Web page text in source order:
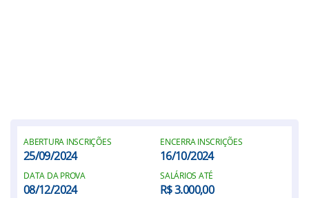
ABERTURA INSCRIÇÕES
25/09/2024
ENCERRA INSCRIÇÕES
16/10/2024
DATA DA PROVA
08/12/2024
SALÁRIOS ATÉ
R$ 3.000,00